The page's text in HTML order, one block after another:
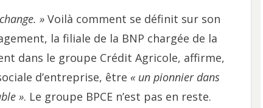
»Voilà comment se définit sur son
la filiale de la BNP chargée de la
dans le groupe Crédit Agricole, affirme,
d’entreprise, être « un pionnier dans
». Le groupe BPCE n’est pas en reste.